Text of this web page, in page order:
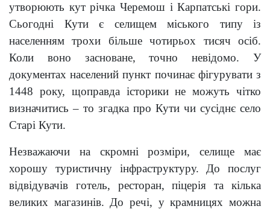
утворюють кут річка Черемош і Карпатські гори.
Сьогодні Кути є селищем міського типу із
населенням трохи більше чотирьох тисяч осіб.
Коли воно засноване, точно невідомо. У
документах населений пункт починає фігурувати з
1448 року, щоправда історики не можуть чітко
визначитись – то згадка про Кути чи сусіднє село
Старі Кути.
Незважаючи на скромні розміри, селище має
хорошу туристичну інфраструктуру. До послуг
відвідувачів готель, ресторан, піцерія та кілька
великих магазинів. До речі, у крамницях можна